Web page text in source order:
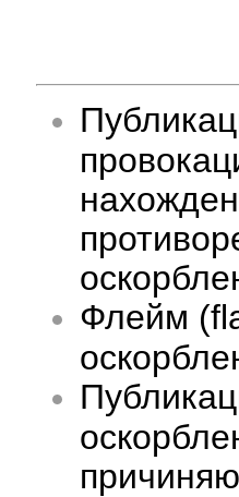
Флейм